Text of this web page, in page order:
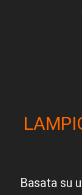
Basata su